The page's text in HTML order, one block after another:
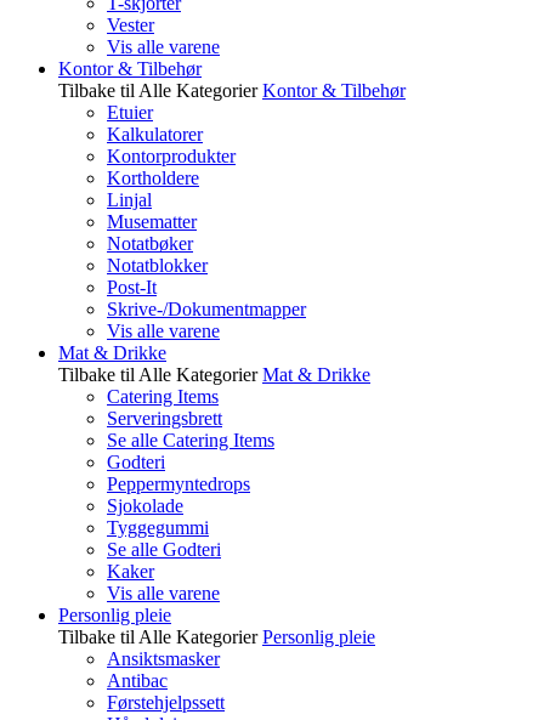
Vester
Vis alle varene
Kontor & Tilbehør
Tilbake til Alle Kategorier Kontor & Tilbehør
Etuier
Kalkulatorer
Kontorprodukter
Kortholdere
Linjal
Musematter
Notatbøker
Notatblokker
Post-It
Skrive-/Dokumentmapper
Vis alle varene
Mat & Drikke
Tilbake til Alle Kategorier Mat & Drikke
Catering Items
Serveringsbrett
Se alle Catering Items
Godteri
Peppermyntedrops
Sjokolade
Tyggegummi
Se alle Godteri
Kaker
Vis alle varene
Personlig pleie
Tilbake til Alle Kategorier Personlig pleie
Ansiktsmasker
Antibac
Førstehjelpssett